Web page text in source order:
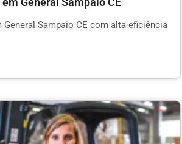
General Sampaio CE com alta eficiência